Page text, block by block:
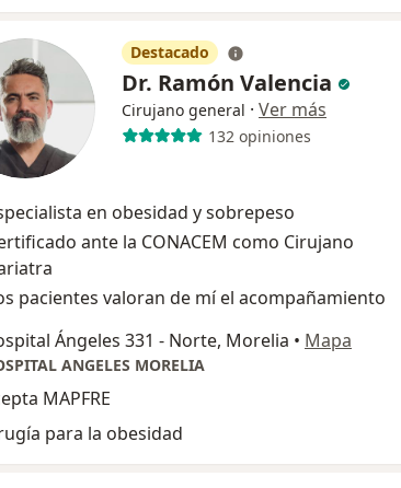
Destacado
Dr. Ramón Valencia
Cirujano general · Ver más
132 opiniones
en obesidad y sobrepeso
ante la CONACEM como Cirujano
pacientes valoran de mí el acompañamiento
Ángeles 331 - Norte, Morelia • Mapa
ANGELES MORELIA
MAPFRE
para la obesidad